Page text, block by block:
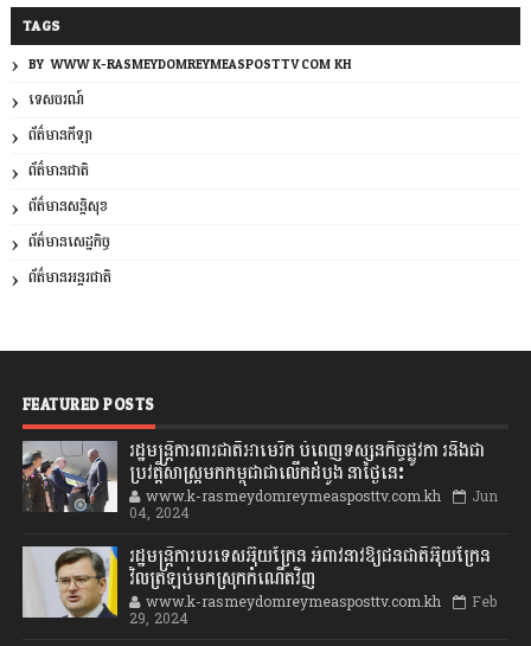
TAGS
BY: WWW.K-RASMEYDOMREYMEASPOSTTV.COM.KH
ទេសចរណ៍
ព័ត៌មានកីឡា
ព័ត៌មានជាតិ
ព័ត៌មានសន្តិសុខ
ព័ត៌មានសេដ្ឋកិច្ច
ព័ត៌មានអន្តរជាតិ
FEATURED POSTS
រដ្ឋមន្រ្តីការពារជាតិអាមេរិក បំពេញទស្សនកិច្ចផ្លូវកា រនិងជា
ប្រវត្តិសាស្រ្តមកកម្ពុជាជាលើកដំបូង នាថ្ងៃនេះ
www.k-rasmeydomreymeasposttv.com.kh Jun
04, 2024
រដ្ឋមន្ត្រីការបរទេសអ៊ុយក្រែន អំពាវនាវឱ្យជនជាតិអ៊ុយក្រែន
វិលត្រឡប់មកស្រុកកំណើតវិញ
www.k-rasmeydomreymeasposttv.com.kh Feb
29, 2024